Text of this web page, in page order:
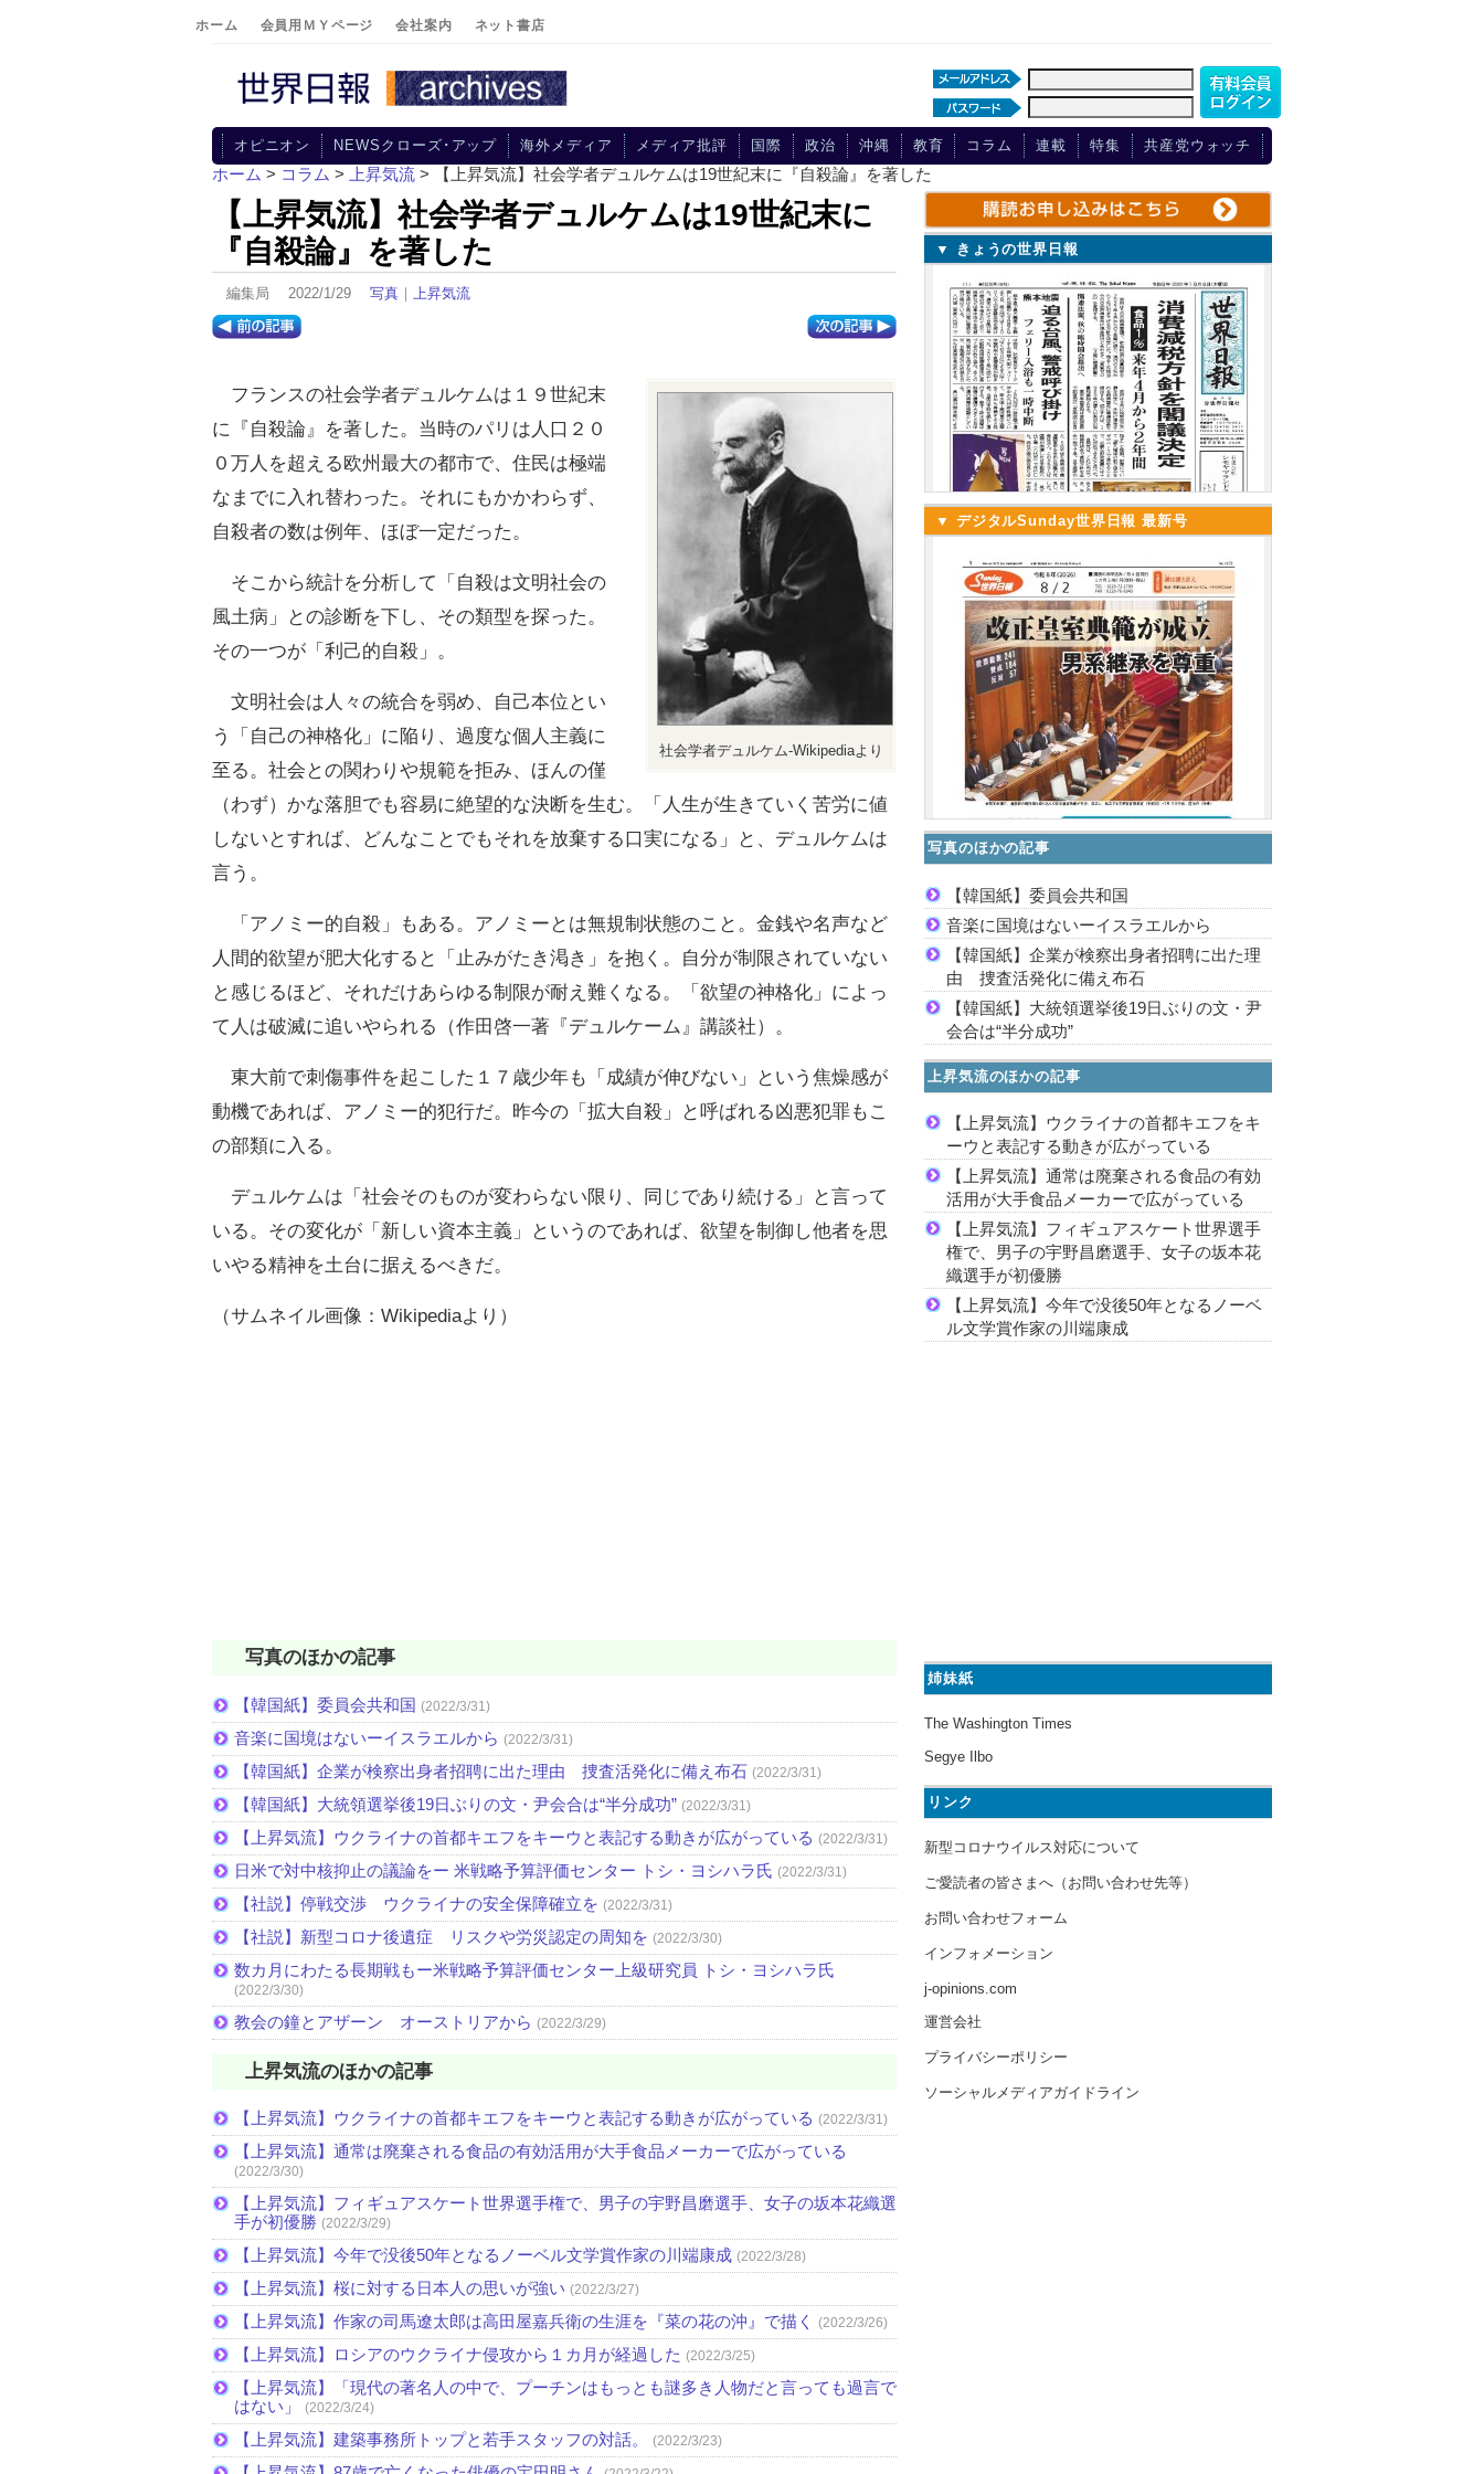
ホーム 会員用ＭＹページ 会社案内 ネット書店
オピニオン NEWSクローズ･アップ 海外メディア メディア批評 国際 政治 沖縄 教育 コラム 連載 特集 共産党ウォッチ
ホーム > コラム > 上昇気流 > 【上昇気流】社会学者デュルケムは19世紀末に『自殺論』を著した
【上昇気流】社会学者デュルケムは19世紀末に
『自殺論』を著した
編集局 2022/1/29 写真 ｜ 上昇気流
社会学者デュルケム-Wikipediaより
フランスの社会学者デュルケムは１９世紀末
に『自殺論』を著した。当時のパリは人口２０
０万人を超える欧州最大の都市で、住民は極端
なまでに入れ替わった。それにもかかわらず、
自殺者の数は例年、ほぼ一定だった。
そこから統計を分析して「自殺は文明社会の
風土病」との診断を下し、その類型を探った。
その一つが「利己的自殺」。
文明社会は人々の統合を弱め、自己本位とい
う「自己の神格化」に陥り、過度な個人主義に
至る。社会との関わりや規範を拒み、ほんの僅
（わず）かな落胆でも容易に絶望的な決断を生む。「人生が生きていく苦労に値
しないとすれば、どんなことでもそれを放棄する口実になる」と、デュルケムは
言う。
「アノミー的自殺」もある。アノミーとは無規制状態のこと。金銭や名声など
人間的欲望が肥大化すると「止みがたき渇き」を抱く。自分が制限されていない
と感じるほど、それだけあらゆる制限が耐え難くなる。「欲望の神格化」によっ
て人は破滅に追いやられる（作田啓一著『デュルケーム』講談社）。
東大前で刺傷事件を起こした１７歳少年も「成績が伸びない」という焦燥感が
動機であれば、アノミー的犯行だ。昨今の「拡大自殺」と呼ばれる凶悪犯罪もこ
の部類に入る。
デュルケムは「社会そのものが変わらない限り、同じであり続ける」と言って
いる。その変化が「新しい資本主義」というのであれば、欲望を制御し他者を思
いやる精神を土台に据えるべきだ。
（サムネイル画像：Wikipediaより）
写真のほかの記事
【韓国紙】委員会共和国 (2022/3/31)
音楽に国境はないーイスラエルから (2022/3/31)
【韓国紙】企業が検察出身者招聘に出た理由 捜査活発化に備え布石 (2022/3/31)
【韓国紙】大統領選挙後19日ぶりの文・尹会合は“半分成功” (2022/3/31)
【上昇気流】ウクライナの首都キエフをキーウと表記する動きが広がっている (2022/3/31)
日米で対中核抑止の議論をー 米戦略予算評価センター トシ・ヨシハラ氏 (2022/3/31)
【社説】停戦交渉 ウクライナの安全保障確立を (2022/3/31)
【社説】新型コロナ後遺症 リスクや労災認定の周知を (2022/3/30)
数カ月にわたる長期戦もー米戦略予算評価センター上級研究員 トシ・ヨシハラ氏
(2022/3/30)
教会の鐘とアザーン オーストリアから (2022/3/29)
上昇気流のほかの記事
【上昇気流】ウクライナの首都キエフをキーウと表記する動きが広がっている (2022/3/31)
【上昇気流】通常は廃棄される食品の有効活用が大手食品メーカーで広がっている
(2022/3/30)
【上昇気流】フィギュアスケート世界選手権で、男子の宇野昌磨選手、女子の坂本花織選
手が初優勝 (2022/3/29)
【上昇気流】今年で没後50年となるノーベル文学賞作家の川端康成 (2022/3/28)
【上昇気流】桜に対する日本人の思いが強い (2022/3/27)
【上昇気流】作家の司馬遼太郎は高田屋嘉兵衛の生涯を『菜の花の沖』で描く (2022/3/26)
【上昇気流】ロシアのウクライナ侵攻から１カ月が経過した (2022/3/25)
【上昇気流】「現代の著名人の中で、プーチンはもっとも謎多き人物だと言っても過言で
はない」
(2022/3/24)
【上昇気流】建築事務所トップと若手スタッフの対話。 (2022/3/23)
▼ きょうの世界日報
▼ デジタルSunday世界日報 最新号
写真のほかの記事
【韓国紙】委員会共和国
音楽に国境はないーイスラエルから
【韓国紙】企業が検察出身者招聘に出た理
由 捜査活発化に備え布石
【韓国紙】大統領選挙後19日ぶりの文・尹
会合は“半分成功”
上昇気流のほかの記事
【上昇気流】ウクライナの首都キエフをキ
ーウと表記する動きが広がっている
【上昇気流】通常は廃棄される食品の有効
活用が大手食品メーカーで広がっている
【上昇気流】フィギュアスケート世界選手
権で、男子の宇野昌磨選手、女子の坂本花
織選手が初優勝
【上昇気流】今年で没後50年となるノーベ
ル文学賞作家の川端康成
姉妹紙
The Washington Times
Segye Ilbo
リンク
新型コロナウイルス対応について
ご愛読者の皆さまへ（お問い合わせ先等）
お問い合わせフォーム
インフォメーション
j-opinions.com
運営会社
プライバシーポリシー
ソーシャルメディアガイドライン